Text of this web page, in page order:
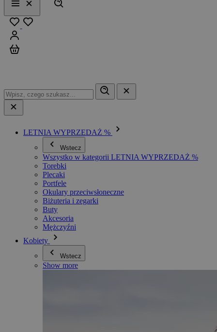
Menu
Zamknij
LETNIA WYPRZEDAŻ %
Wstecz
Wszystko w kategorii LETNIA WYPRZEDAŻ %
Torebki
Plecaki
Portfele
Okulary przeciwsłoneczne
Biżuteria i zegarki
Buty
Akcesoria
Mężczyźni
Kobiety
Wstecz
Show more